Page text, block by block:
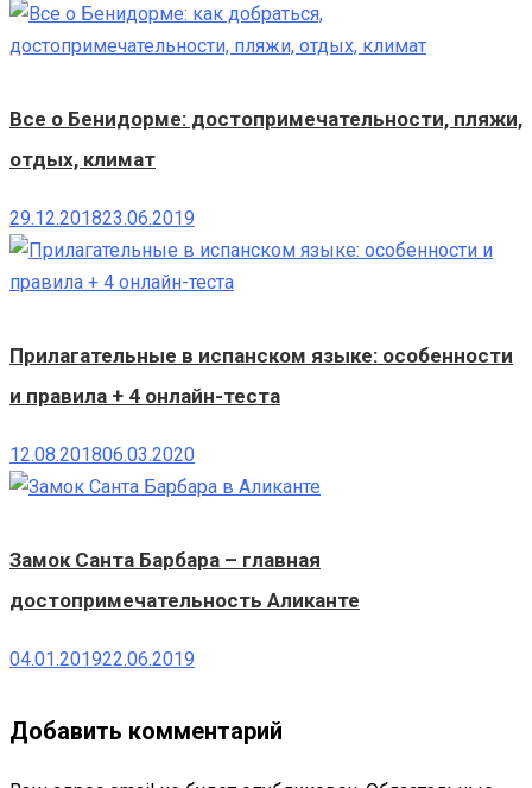
Все о Бенидорме: достопримечательности, пляжи,
отдых, климат
29.12.201823.06.2019
Прилагательные в испанском языке: особенности
и правила + 4 онлайн-теста
12.08.201806.03.2020
Замок Санта Барбара – главная
достопримечательность Аликанте
04.01.201922.06.2019
Добавить комментарий